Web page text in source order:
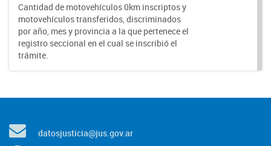
Cantidad de motovehículos 0km inscriptos y
motovehículos transferidos, discriminados
por año, mes y provincia a la que pertenece el
registro seccional en el cual se inscribió el
trámite.
datosjusticia@jus.gov.ar